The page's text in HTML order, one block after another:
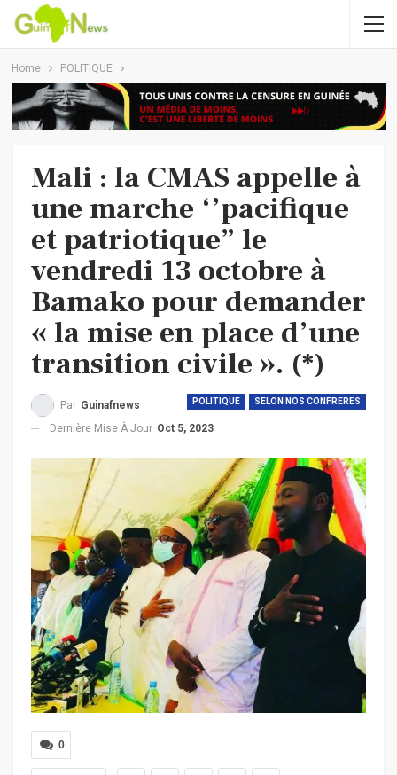
Home POLITIQUE
Mali : la CMAS appelle à
une marche ‘’pacifique
et patriotique” le
vendredi 13 octobre à
Bamako pour demander
« la mise en place d’une
transition civile ». (*)
POLITIQUE SELON NOS CONFRERES
Par Guinafnews
Dernière Mise À Jour Oct 5, 2023
0